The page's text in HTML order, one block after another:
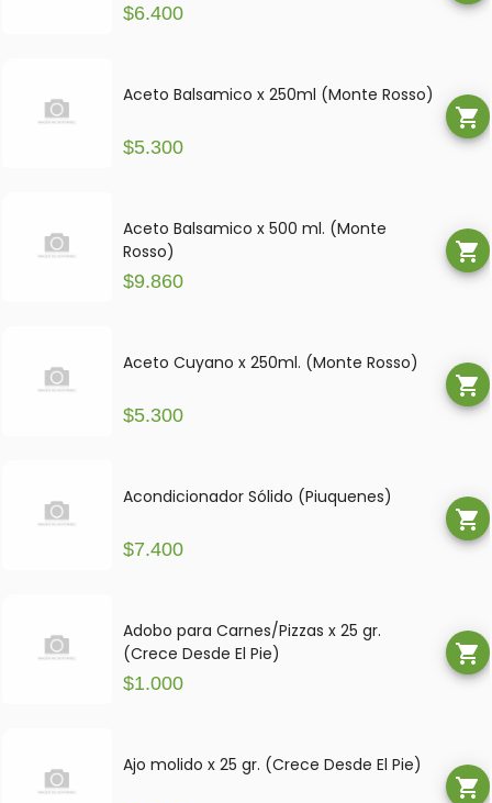
$6.400
Aceto Balsamico x 250ml (Monte Rosso)
$5.300
shopping_cart
Aceto Balsamico x 500 ml. (Monte
Rosso)
$9.860
shopping_cart
Aceto Cuyano x 250ml. (Monte Rosso)
$5.300
shopping_cart
Acondicionador Sólido (Piuquenes)
$7.400
shopping_cart
Adobo para Carnes/Pizzas x 25 gr.
(Crece Desde El Pie)
$1.000
shopping_cart
Ajo molido x 25 gr. (Crece Desde El Pie)
shopping_cart